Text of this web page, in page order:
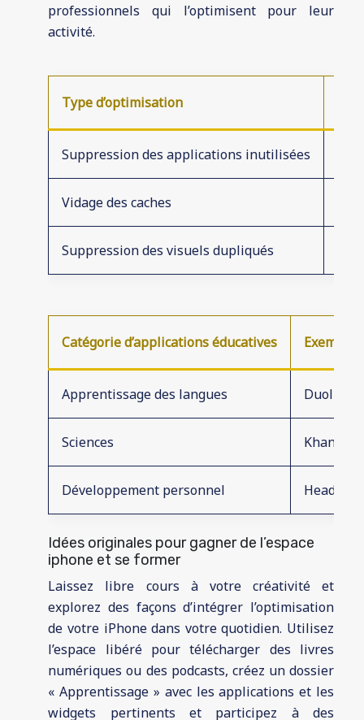
professionnels qui l’optimisent pour leur
activité.
Type d’optimisation
Suppression des applications inutilisées
Vidage des caches
Suppression des visuels dupliqués
Catégorie d’applications éducatives Exemples
Apprentissage des langues
Sciences Khan
Développement personnel
Idées originales pour gagner de l’espace
iphone et se former
Laissez libre cours à votre créativité et
explorez des façons d’intégrer l’optimisation
de votre iPhone dans votre quotidien. Utilisez
l’espace libéré pour télécharger des livres
numériques ou des podcasts, créez un dossier
« Apprentissage » avec les applications et les
widgets pertinents et participez à des